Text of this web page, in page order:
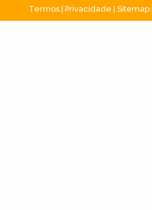
Termos Privacidade Sitemap